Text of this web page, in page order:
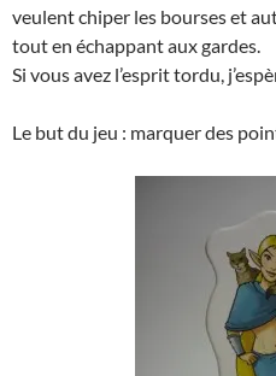
veulent chiper les bourses et
tout en échappant aux gardes.
Si vous avez l’esprit tordu,
Le but du jeu : marquer des